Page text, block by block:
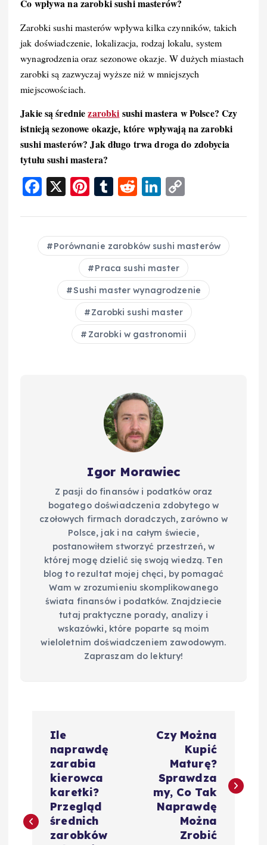
Co wpływa na zarobki sushi masterów?
Zarobki sushi masterów wpływa kilka czynników, takich
jak doświadczenie, lokalizacja, rodzaj lokalu, system
wynagrodzenia oraz sezonowe okazje. W dużych miastach
zarobki są zazwyczaj wyższe niż w mniejszych
miejscowościach.
Jakie są średniezarobki sushi mastera w Polsce? Czy
istnieją sezonowe okazje, które wpływają na zarobki
sushi masterów? Jak długo trwa droga do zdobycia
tytułu sushi mastera?
F
c
e
b
X
Pi
er
e
st
T
m
bl
r
R
d
di
t
Li
k
e
d
I
n
p
y
Li
n
k
Porównanie zarobków sushi masterów
Praca sushi master
Sushi master wynagrodzenie
Zarobki sushi master
Zarobki w gastronomii
Igor Morawiec
Z pasji do finansów i podatków oraz
bogatego doświadczenia zdobytego w
czołowych firmach doradczych, zarówno w
Polsce, jak i na całym świecie,
postanowiłem stworzyć przestrzeń, w
której mogę dzielić się swoją wiedzą. Ten
blog to rezultat mojej chęci, by pomagać
Wam w zrozumieniu skomplikowanego
świata finansów i podatków. Znajdziecie
tutaj praktyczne porady, analizy i
wskazówki, które poparte są moim
wieloletnim doświadczeniem zawodowym.
Zapraszam do lektury!
i
Ile
naprawdę
zarabia
kierowca
karetki?
Przegląd
średnich
zarobków
Czy Można
Kupić
Maturę?
Sprawdza
my, Co Tak
Naprawdę
Można
Zrobić